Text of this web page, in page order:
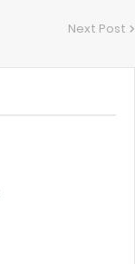
Next Post